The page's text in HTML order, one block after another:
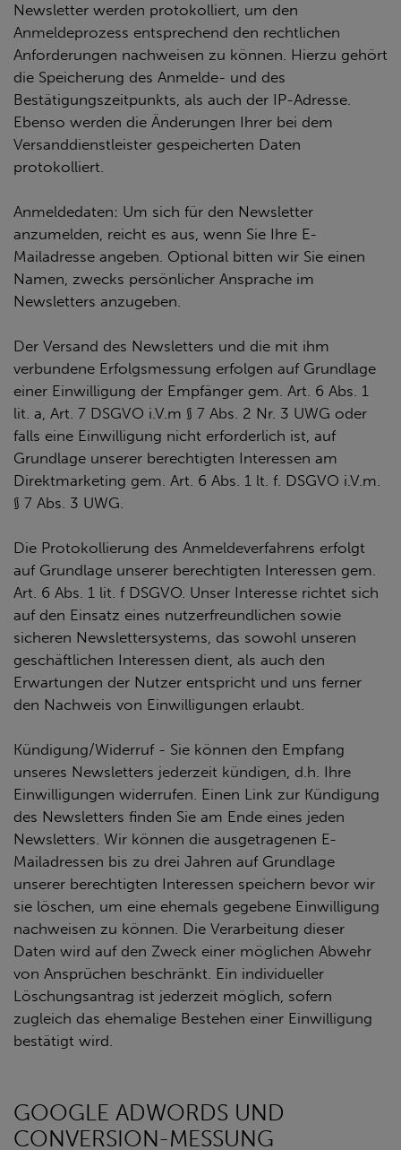
Newsletter werden protokolliert, um den
Anmeldeprozess entsprechend den rechtlichen
Anforderungen nachweisen zu können. Hierzu gehört
die Speicherung des Anmelde- und des
Bestätigungszeitpunkts, als auch der IP-Adresse.
Ebenso werden die Änderungen Ihrer bei dem
Versanddienstleister gespeicherten Daten
protokolliert.
Anmeldedaten: Um sich für den Newsletter
anzumelden, reicht es aus, wenn Sie Ihre E-
Mailadresse angeben. Optional bitten wir Sie einen
Namen, zwecks persönlicher Ansprache im
Newsletters anzugeben.
Der Versand des Newsletters und die mit ihm
verbundene Erfolgsmessung erfolgen auf Grundlage
einer Einwilligung der Empfänger gem. Art. 6 Abs. 1
lit. a, Art. 7 DSGVO i.V.m § 7 Abs. 2 Nr. 3 UWG oder
falls eine Einwilligung nicht erforderlich ist, auf
Grundlage unserer berechtigten Interessen am
Direktmarketing gem. Art. 6 Abs. 1 lt. f. DSGVO i.V.m.
§ 7 Abs. 3 UWG.
Die Protokollierung des Anmeldeverfahrens erfolgt
auf Grundlage unserer berechtigten Interessen gem.
Art. 6 Abs. 1 lit. f DSGVO. Unser Interesse richtet sich
auf den Einsatz eines nutzerfreundlichen sowie
sicheren Newslettersystems, das sowohl unseren
geschäftlichen Interessen dient, als auch den
Erwartungen der Nutzer entspricht und uns ferner
den Nachweis von Einwilligungen erlaubt.
Kündigung/Widerruf - Sie können den Empfang
unseres Newsletters jederzeit kündigen, d.h. Ihre
Einwilligungen widerrufen. Einen Link zur Kündigung
des Newsletters finden Sie am Ende eines jeden
Newsletters. Wir können die ausgetragenen E-
Mailadressen bis zu drei Jahren auf Grundlage
unserer berechtigten Interessen speichern bevor wir
sie löschen, um eine ehemals gegebene Einwilligung
nachweisen zu können. Die Verarbeitung dieser
Daten wird auf den Zweck einer möglichen Abwehr
von Ansprüchen beschränkt. Ein individueller
Löschungsantrag ist jederzeit möglich, sofern
zugleich das ehemalige Bestehen einer Einwilligung
bestätigt wird.
GOOGLE ADWORDS UND
CONVERSION-MESSUNG